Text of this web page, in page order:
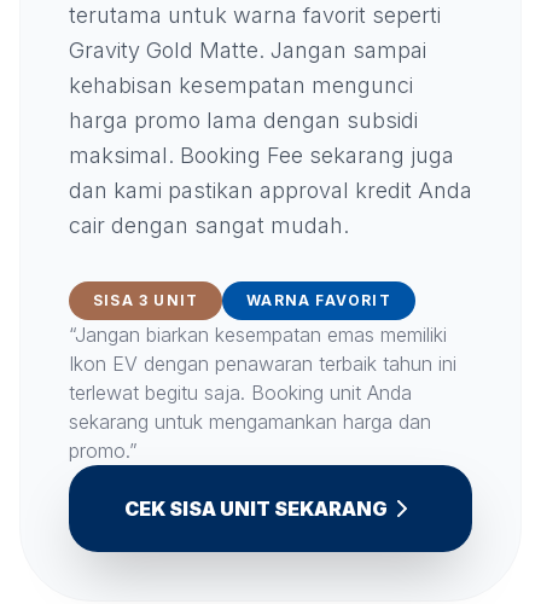
terutama untuk warna favorit seperti
Gravity Gold Matte. Jangan sampai
kehabisan kesempatan mengunci
harga promo lama dengan subsidi
maksimal. Booking Fee sekarang juga
dan kami pastikan approval kredit Anda
cair dengan sangat mudah.
SISA 3 UNIT WARNA FAVORIT
“Jangan biarkan kesempatan emas memiliki
Ikon EV dengan penawaran terbaik tahun ini
terlewat begitu saja. Booking unit Anda
sekarang untuk mengamankan harga dan
promo.”
CEK SISA UNIT SEKARANG